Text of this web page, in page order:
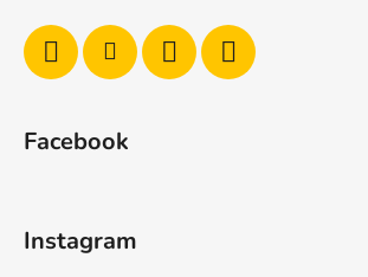
Facebook
Instagram